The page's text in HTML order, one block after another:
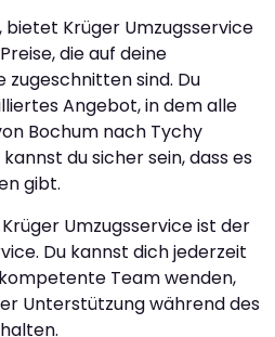
bietet Krüger Umzugsservice
die auf deine
zugeschnitten sind. Du
Angebot, in dem alle
Bochum nach Tychy
du sicher sein, dass es
gibt.
Umzugsservice ist der
Du kannst dich jederzeit
Team wenden,
Unterstützung während des